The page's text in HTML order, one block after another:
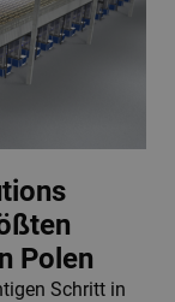
Polen
Schritt in